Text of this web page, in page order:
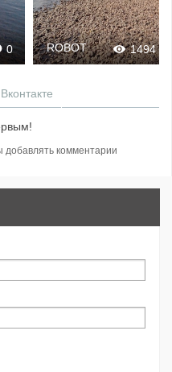
0 1494
ROBOT
добавлять комментарии